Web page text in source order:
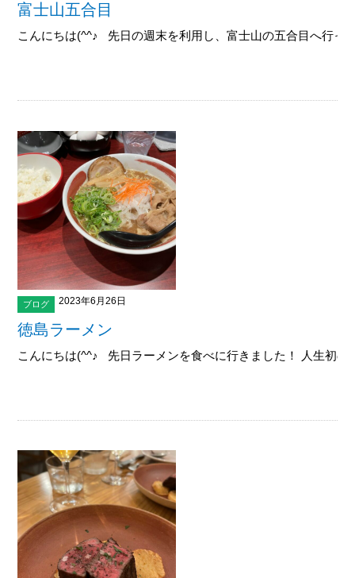
富士山五合目
こんにちは(^^♪ 先日の週末を利用し、富士山の五合目へ行っ
ブログ 2023年6月26日
徳島ラーメン
こんにちは(^^♪ 先日ラーメンを食べに行きました！ 人生初